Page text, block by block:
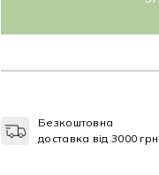
Безкоштовна
доставка від 3000 грн